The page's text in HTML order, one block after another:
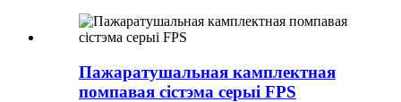
Пажаратушальная камплектная
помпавая сістэма серыі FPS